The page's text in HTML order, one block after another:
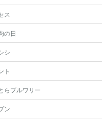
ス
の日
シ
ト
らブルワリー
ン